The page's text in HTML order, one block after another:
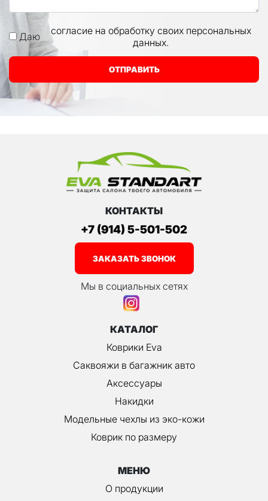
Даю
согласие на обработку своих персональных
данных.
ОТПРАВИТЬ
КОНТАКТЫ
+7 (914) 5-501-502
ЗАКАЗАТЬ ЗВОНОК
Мы в социальных сетях
КАТАЛОГ
Коврики Eva
Саквояжи в багажник авто
Аксессуары
Накидки
Модельные чехлы из эко-кожи
Коврик по размеру
МЕНЮ
О продукции